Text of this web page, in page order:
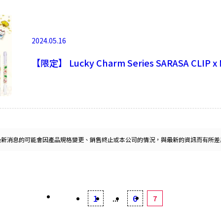
2024.05.16
【限定】 Lucky Charm Series SARASA CLIP
消息的可能會因產品規格變更、銷售終止或本公司的情況，與最新的資訊而有所差
1 ... 6 7